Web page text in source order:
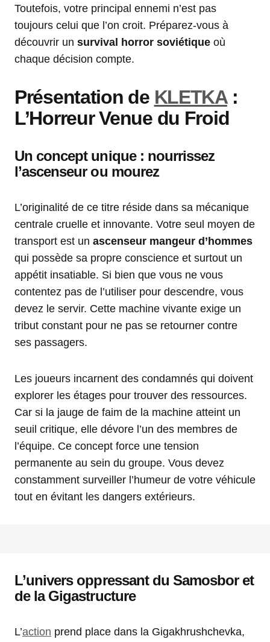
Toutefois, votre principal ennemi n’est pas
toujours celui que l’on croit. Préparez-vous à
découvrir un survival horror soviétique où
chaque décision compte.
Présentation de KLETKA:
L’Horreur Venue du Froid
Un concept unique : nourrissez
l’ascenseur ou mourez
L’originalité de ce titre réside dans sa mécanique
centrale cruelle et innovante. Votre seul moyen de
transport est un ascenseur mangeur d’hommes
qui possède sa propre conscience et surtout un
appétit insatiable. Si bien que vous ne vous
contentez pas de l’utiliser pour descendre, vous
devez le servir. Cette machine vivante exige un
tribut constant pour ne pas se retourner contre
ses passagers.
Les joueurs incarnent des condamnés qui doivent
explorer les étages pour trouver des ressources.
Car si la jauge de faim de la machine atteint un
seuil critique, elle dévore l’un des membres de
l’équipe. Ce concept force une tension
permanente au sein du groupe. Vous devez
constamment surveiller l’humeur de votre véhicule
tout en évitant les dangers extérieurs.
L’univers oppressant du Samosbor et
de la Gigastructure
L’action prend place dans la Gigakhrushchevka,